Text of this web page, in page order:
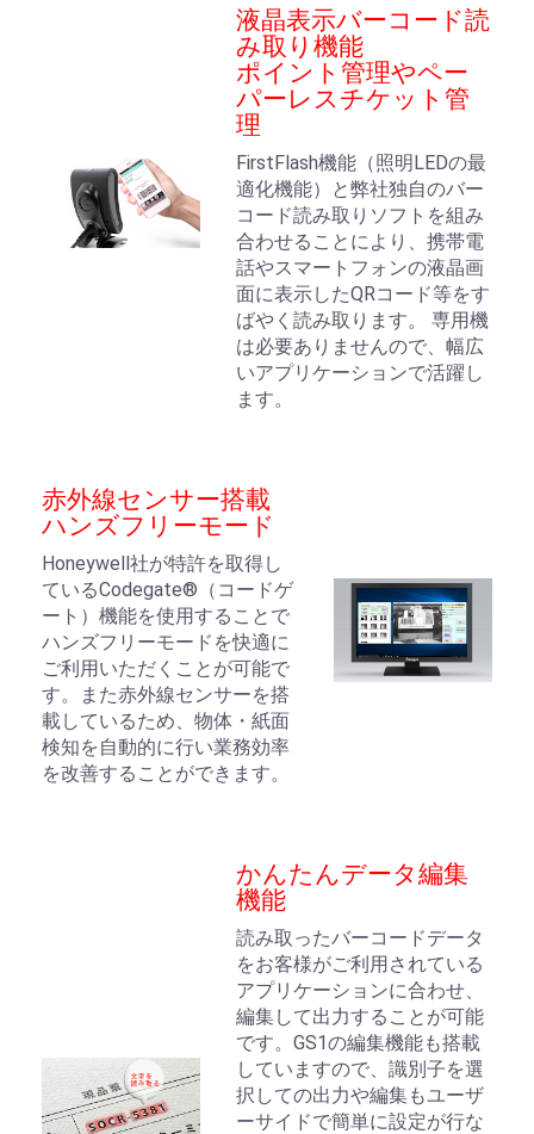
液晶表示バーコード読
み取り機能
ポイント管理やペー
パーレスチケット管
理
FirstFlash機能（照明LEDの最
適化機能）と弊社独自のバー
コード読み取りソフトを組み
合わせることにより、携帯電
話やスマートフォンの液晶画
面に表示したQRコード等をす
ばやく読み取ります。 専用機
は必要ありませんので、幅広
いアプリケーションで活躍し
ます。
赤外線センサー搭載
ハンズフリーモード
Honeywell社が特許を取得し
ているCodegate®（コードゲ
ート）機能を使用することで
ハンズフリーモードを快適に
ご利用いただくことが可能で
す。また赤外線センサーを搭
載しているため、物体・紙面
検知を自動的に行い業務効率
を改善することができます。
かんたんデータ編集
機能
読み取ったバーコードデータ
をお客様がご利用されている
アプリケーションに合わせ、
編集して出力することが可能
です。GS1の編集機能も搭載
していますので、識別子を選
択しての出力や編集もユーザ
ーサイドで簡単に設定が行な